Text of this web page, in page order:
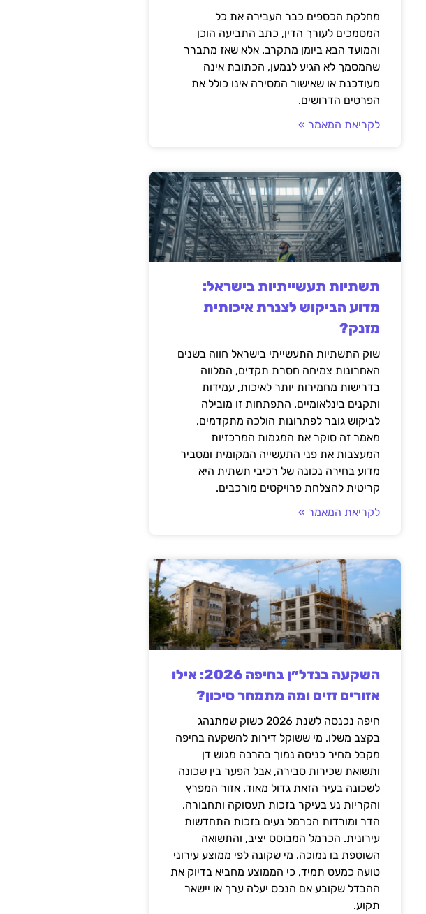
מחלקת הכספים כבר העבירה את כל
המסמכים לעורך הדין, כתב התביעה הוכן
והמועד הבא ביומן מתקרב. אלא שאז מתברר
שהמסמך לא הגיע לנמען, הכתובת אינה
מעודכנת או שאישור המסירה אינו כולל את
הפרטים הדרושים.
לקריאת המאמר »
תשתיות תעשייתיות בישראל:
מדוע הביקוש לצנרת איכותית
מזנק?
שוק התשתיות התעשייתי בישראל חווה בשנים
האחרונות צמיחה חסרת תקדים, המלווה
בדרישות מחמירות יותר לאיכות, עמידות
ותקנים בינלאומיים. התפתחות זו מובילה
לביקוש גובר לפתרונות הולכה מתקדמים.
מאמר זה סוקר את המגמות המרכזיות
המעצבות את פני התעשייה המקומית ומסביר
מדוע בחירה נכונה של רכיבי תשתית היא
קריטית להצלחת פרויקטים מורכבים.
לקריאת המאמר »
השקעה בנדל״ן בחיפה 2026: אילו
אזורים זזים ומה מתמחר סיכון?
חיפה נכנסה לשנת 2026 כשוק שמתנהג
בקצב משלו. מי ששוקל דירות להשקעה בחיפה
מקבל מחיר כניסה נמוך בהרבה מגוש דן
ותשואת שכירות סבירה, אבל הפער בין שכונה
לשכונה בעיר הזאת גדול מאוד. אזור המפרץ
והקריות נע בעיקר בזכות תעסוקה ותחבורה.
הדר ומורדות הכרמל נעים בזכות התחדשות
עירונית. הכרמל המבוסס יציב, והתשואה
השוטפת בו נמוכה. מי שקונה לפי ממוצע עירוני
טועה כמעט תמיד, כי הממוצע מחביא בדיוק את
ההבדל שקובע אם הנכס יעלה ערך או יישאר
תקוע.